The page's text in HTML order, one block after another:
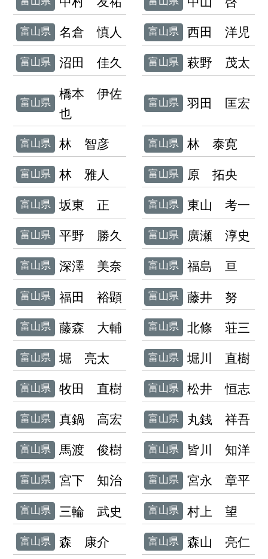
富山県 名倉 慎人 富山県 西田 洋児
富山県 沼田 佳久 富山県 萩野 茂太
富山県
橋本 伊佐
也
富山県 羽田 匡宏
富山県 林 智彦 富山県 林 泰寛
富山県 林 雅人 富山県 原 拓央
富山県 坂東 正 富山県 東山 考一
富山県 平野 勝久 富山県 廣瀬 淳史
富山県 深澤 美奈 富山県 福島 亘
富山県 福田 裕顕 富山県 藤井 努
富山県 藤森 大輔 富山県 北條 荘三
富山県 堀 亮太 富山県 堀川 直樹
富山県 牧田 直樹 富山県 松井 恒志
富山県 真鍋 高宏 富山県 丸銭 祥吾
富山県 馬渡 俊樹 富山県 皆川 知洋
富山県 宮下 知治 富山県 宮永 章平
富山県 三輪 武史 富山県 村上 望
富山県 森 康介 富山県 森山 亮仁